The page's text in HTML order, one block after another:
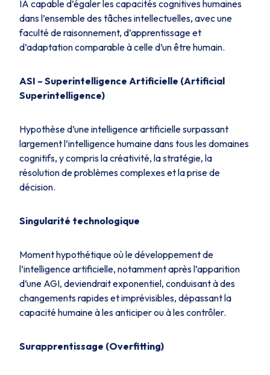
IA capable d’égaler les capacités cognitives humaines
dans l’ensemble des tâches intellectuelles, avec une
faculté de raisonnement, d’apprentissage et
d’adaptation comparable à celle d’un être humain.
ASI – Superintelligence Artificielle (Artificial
Superintelligence)
Hypothèse d’une intelligence artificielle surpassant
largement l’intelligence humaine dans tous les domaines
cognitifs, y compris la créativité, la stratégie, la
résolution de problèmes complexes et la prise de
décision.
Singularité technologique
Moment hypothétique où le développement de
l’intelligence artificielle, notamment après l’apparition
d’une AGI, deviendrait exponentiel, conduisant à des
changements rapides et imprévisibles, dépassant la
capacité humaine à les anticiper ou à les contrôler.
Surapprentissage (Overfitting)